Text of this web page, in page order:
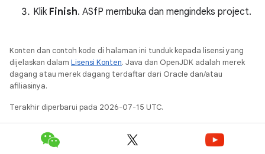
Klik Finish. ASfP membuka dan mengindeks project.
Konten dan contoh kode di halaman ini tunduk kepada lisensi yang
dijelaskan dalam Lisensi Konten. Java dan OpenJDK adalah merek
dagang atau merek dagang terdaftar dari Oracle dan/atau
afiliasinya.
Terakhir diperbarui pada 2026-07-15 UTC.